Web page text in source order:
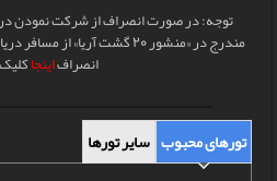
توجه: در صورت انصراف از شرکت نمودن
مندرج در «منشور 20 گشت
انصرافاینجا
تورهای محبوب سایر تورها